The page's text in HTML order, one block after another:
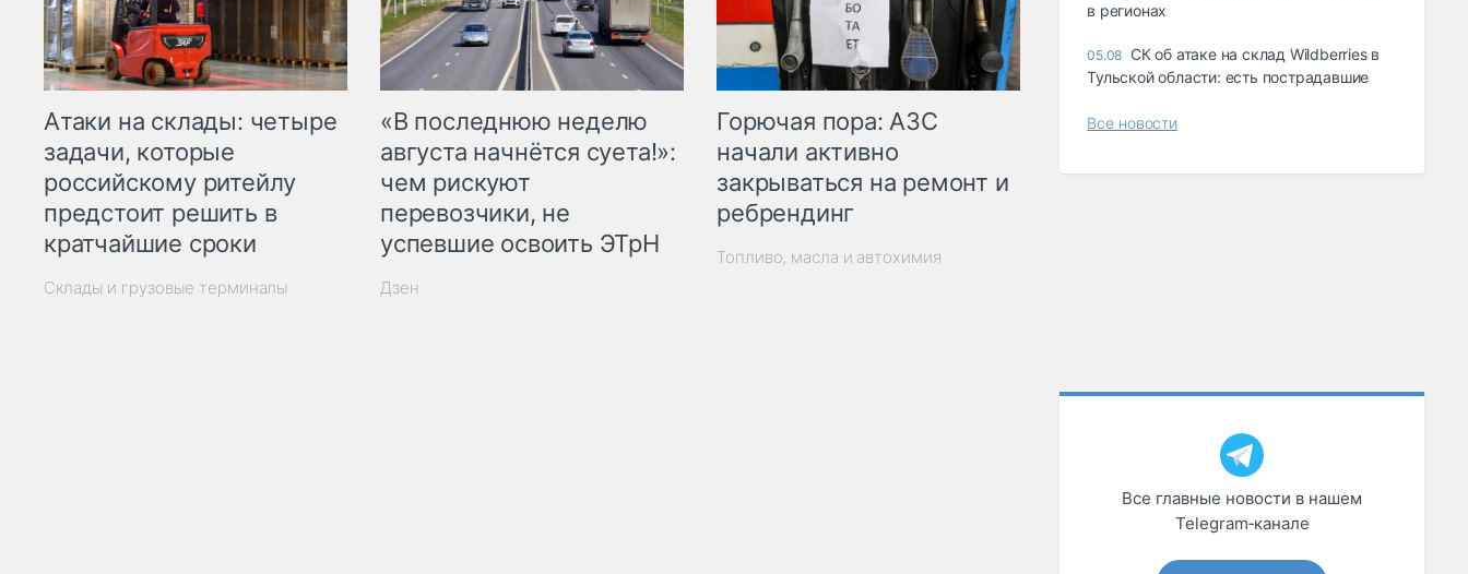
Атаки на склады: четыре
задачи, которые
российскому ритейлу
предстоит решить в
кратчайшие сроки
Склады и грузовые терминалы
«В последнюю неделю
августа начнётся суета!»:
чем рискуют
перевозчики, не
успевшие освоить ЭТрН
Дзен
Горючая пора: АЗС
начали активно
закрываться на ремонт и
ребрендинг
Топливо, масла и автохимия
в регионах
05.08 СК об атаке на склад Wildberries в
Тульской области: есть пострадавшие
Все новости
Все главные новости в нашем
Telegram‑канале